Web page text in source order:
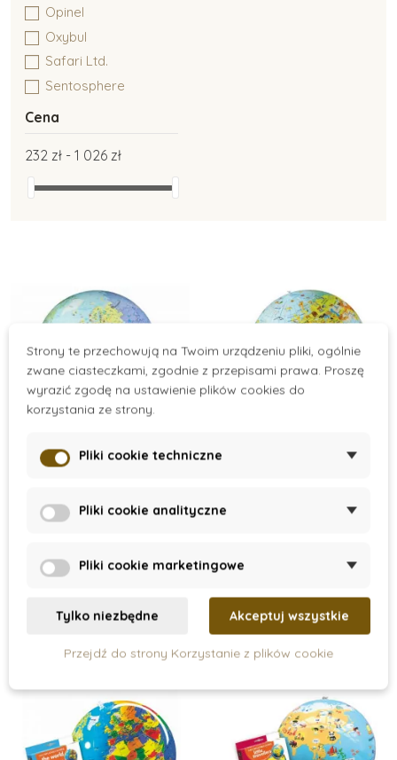
Opinel
Oxybul
Safari Ltd.
Sentosphere
Small Foot
Cena
232 zł - 1 026 zł
On Stock
cm - Ziemia XXL
cm – zwierzęta
Strony te przechowują na Twoim urządzeniu pliki, ogólnie
zwane ciasteczkami, zgodnie z przepisami prawa. Proszę
wyrazić zgodę na ustawienie plików cookies do
korzystania ze strony.
Pliki cookie techniczne
Pliki cookie analityczne
Pliki cookie marketingowe
Tylko niezbędne Akceptuj wszystkie
Przejdź do strony Korzystanie z plików cookie